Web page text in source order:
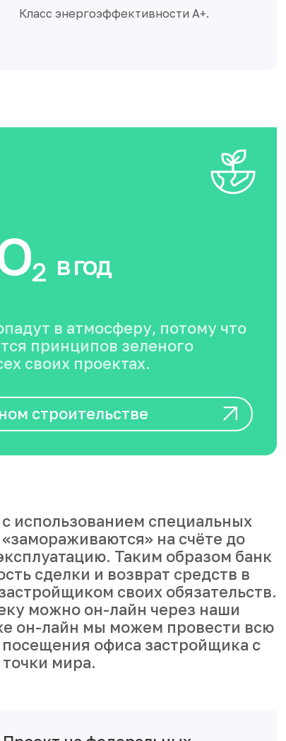
Класс энергоэффективности А+.
2 в год
в атмосферу, потому что
принципов зеленого
своих проектах.
строительстве
использованием специальных
на счёте до
Таким образом банк
сделки и возврат средств в
своих обязательств.
можно он-лайн через наши
он-лайн мы можем провести всю
офиса застройщика с
мира.